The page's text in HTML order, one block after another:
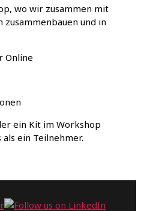
wo wir zusammen mit
zusammenbauen und in
Online
ein Kit im Workshop
ein Teilnehmer.